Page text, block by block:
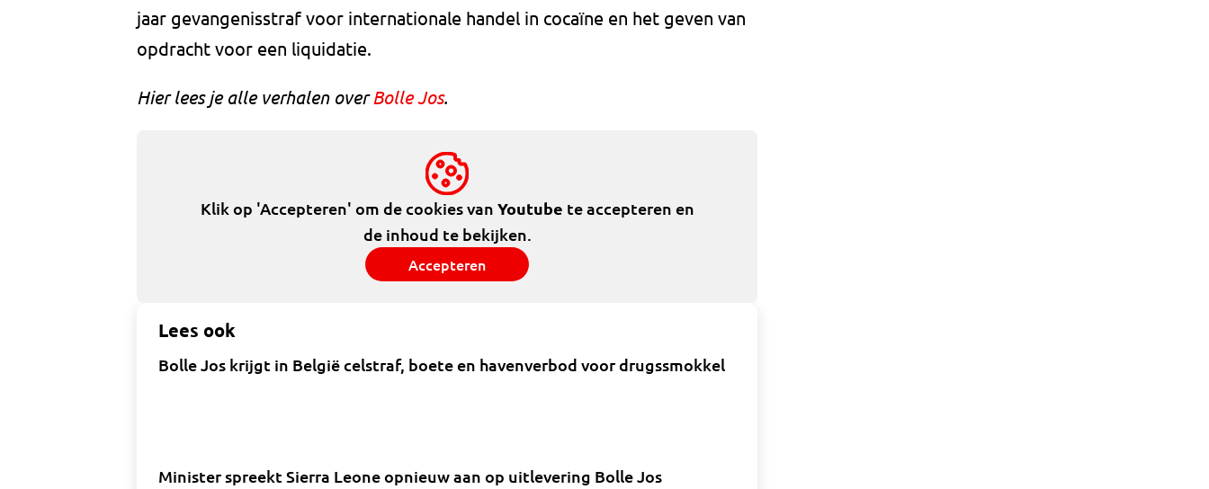
jaar gevangenisstraf voor internationale handel in cocaïne en het geven van
opdracht voor een liquidatie.
Hier lees je alle verhalen overBolle Jos.
Klik op 'Accepteren' om de cookies van Youtube te accepteren en
de inhoud te bekijken.
Accepteren
Lees ook
Bolle Jos krijgt in België celstraf, boete en havenverbod voor drugssmokkel
Minister spreekt Sierra Leone opnieuw aan op uitlevering Bolle Jos